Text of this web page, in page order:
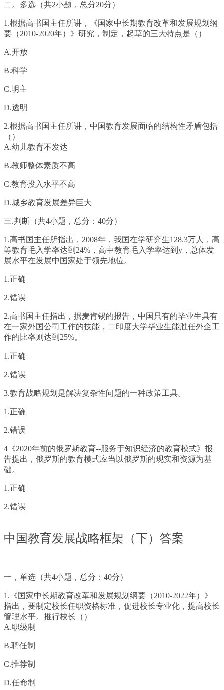
二。多选（共2小题，总分20分）
1.根据高书国主任所讲，《国家中长期教育改革和发展规划纲
要（2010-2020年）》研究，制定，起草的三大特点是（）
A.开放
B.科学
C.明主
D.透明
2.根据高书国主任所讲，中国教育发展面临的结构性矛盾包括
（）
A.幼儿教育不发达
B.教师整体素质不高
C.教育投入水平不高
D.城乡教育发展差异巨大
三.判断（共4小题，总分：40分）
1.高书国主任所指出，2008年，我国在学研究生128.3万人，高
等教育毛入学率达到24%，高中教育毛入学率达到y，总体发
展水平在发展中国家处于领先地位。
1.正确
2.错误
2.高书国主任指出，据麦肯锡的报告，中国只有的毕业生具有
在一家外国公司工作的技能，二印度大学毕业生能胜任外企工
作的比率则达到25%。
1.正确
2.错误
3.教育战略规划是解决复杂性问题的一种政策工具。
1.正确
2.错误
4《2020年前的俄罗斯教育--服务于知识经济的教育模式》报
告提出，俄罗斯的教育模式应当以俄罗斯的现实和资源为基
础。
1.正确
2.错误
中国教育发展战略框架（下）答案
一，单选（共4小题，总分：40分）
1.《国家中长期教育改革和发展规划纲要（2010-2022年）》
指出，要制定校长任职资格标准，促进校长专业化，提高校长
管理水平。推行校长（）
A.职级制
B.聘任制
C.推荐制
D.任命制